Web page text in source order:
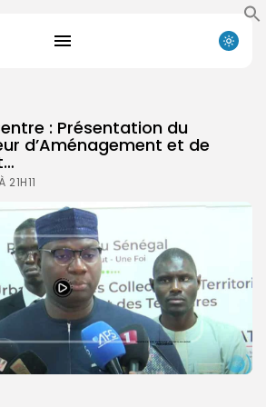
: Présentation du
d’Aménagement et de
21H11